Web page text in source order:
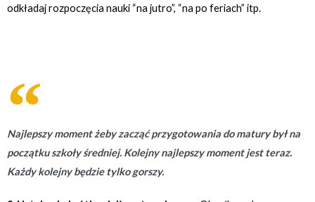
odkładaj rozpoczęcia nauki “na jutro”, “na po feriach” itp.
Najlepszy moment żeby zacząć przygotowania do matury był na
początku szkoły średniej. Kolejny najlepszy moment jest teraz.
Każdy kolejny będzie tylko gorszy.